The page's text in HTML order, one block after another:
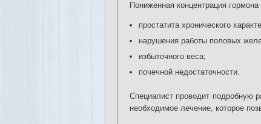
Пониженная концентрация
простатита хронического
нарушения работы половых
избыточного веса;
почечной недостаточности.
Специалист проводит подробную
необходимое лечение, которое